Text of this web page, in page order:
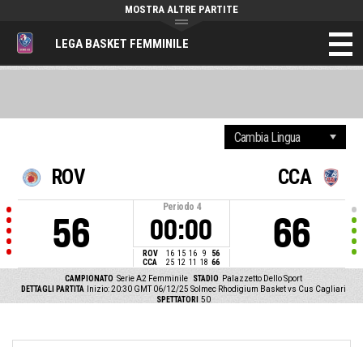
LEGA BASKET FEMMINILE
MOSTRA ALTRE PARTITE
ROV
56
Periodo 4
00:00
ROV 16 15 16 9
56
CCA
25 12 11 18 66
CCA
66
CAMPIONATO Serie A2 Femminile STADIO Palazzetto Dello Sport
DETTAGLI PARTITA
Inizio: 20:30 GMT 06/12/25 Solmec Rhodigium Basket vs Cus Cagliari
SPETTATORI
50